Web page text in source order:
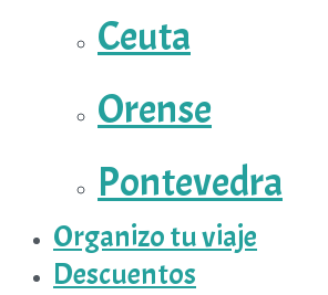
Ceuta
Orense
Pontevedra
Organizo tu viaje
Descuentos